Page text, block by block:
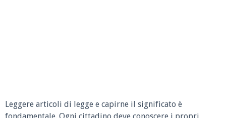
Leggere articoli di legge e capirne il significato è